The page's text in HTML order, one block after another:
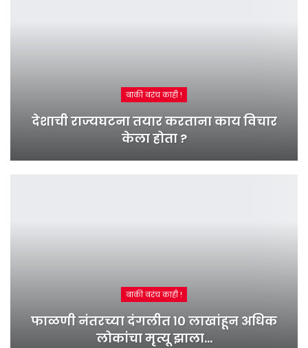
बाकी बरंच काही !
देशाची राज्यघटना तयार करताना काय विचार
केला होता ?
बाकी बरंच काही !
फाळणी नंतरच्या दंगलीत १० लाखांहून अधिक
लोकांचा मृत्यू झाला…